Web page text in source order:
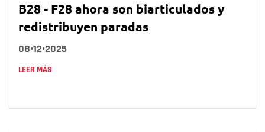
B28 - F28 ahora son biarticulados y
redistribuyen paradas
08•12•2025
LEER MÁS